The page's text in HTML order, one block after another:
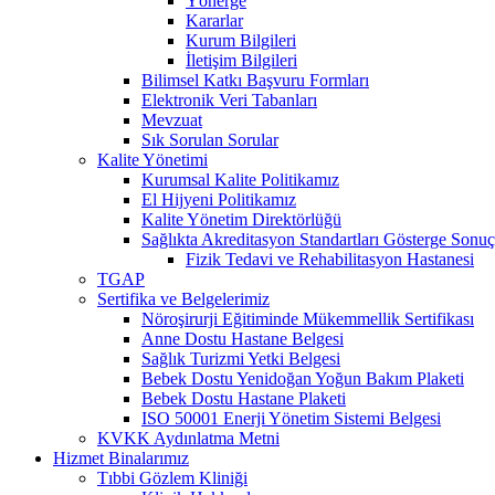
Kararlar
Kurum Bilgileri
İletişim Bilgileri
Bilimsel Katkı Başvuru Formları
Elektronik Veri Tabanları
Mevzuat
Sık Sorulan Sorular
Kalite Yönetimi
Kurumsal Kalite Politikamız
El Hijyeni Politikamız
Kalite Yönetim Direktörlüğü
Sağlıkta Akreditasyon Standartları Gösterge
Fizik Tedavi ve Rehabilitasyon Hastanesi
TGAP
Sertifika ve Belgelerimiz
Nöroşirurji Eğitiminde Mükemmellik Sertifikası
Anne Dostu Hastane Belgesi
Sağlık Turizmi Yetki Belgesi
Bebek Dostu Yenidoğan Yoğun Bakım Plaketi
Bebek Dostu Hastane Plaketi
ISO 50001 Enerji Yönetim Sistemi Belgesi
KVKK Aydınlatma Metni
Hizmet Binalarımız
Tıbbi Gözlem Kliniği